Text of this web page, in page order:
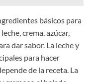
básicos para
crema, azúcar,
dar sabor. La leche y
para hacer
de la receta. La